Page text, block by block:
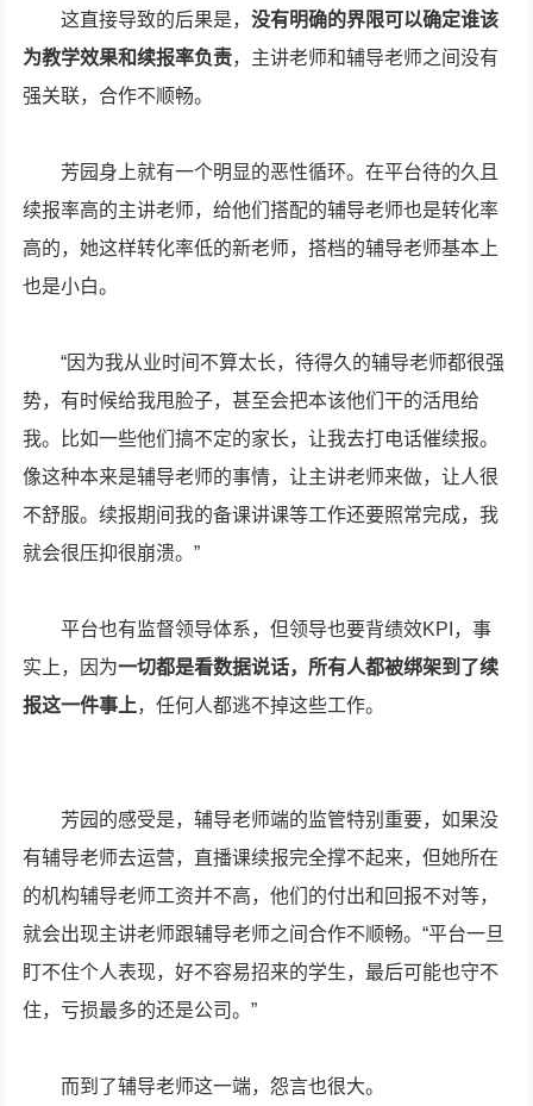
这直接导致的后果是，没有明确的界限可以确定谁该
为教学效果和续报率负责，主讲老师和辅导老师之间没有
强关联，合作不顺畅。
芳园身上就有一个明显的恶性循环。在平台待的久且
续报率高的主讲老师，给他们搭配的辅导老师也是转化率
高的，她这样转化率低的新老师，搭档的辅导老师基本上
也是小白。
“因为我从业时间不算太长，待得久的辅导老师都很强
势，有时候给我甩脸子，甚至会把本该他们干的活甩给
我。比如一些他们搞不定的家长，让我去打电话催续报。
像这种本来是辅导老师的事情，让主讲老师来做，让人很
不舒服。续报期间我的备课讲课等工作还要照常完成，我
就会很压抑很崩溃。”
平台也有监督领导体系，但领导也要背绩效KPI，事
实上，因为一切都是看数据说话，所有人都被绑架到了续
报这一件事上，任何人都逃不掉这些工作。
芳园的感受是，辅导老师端的监管特别重要，如果没
有辅导老师去运营，直播课续报完全撑不起来，但她所在
的机构辅导老师工资并不高，他们的付出和回报不对等，
就会出现主讲老师跟辅导老师之间合作不顺畅。“平台一旦
盯不住个人表现，好不容易招来的学生，最后可能也守不
住，亏损最多的还是公司。”
而到了辅导老师这一端，怨言也很大。